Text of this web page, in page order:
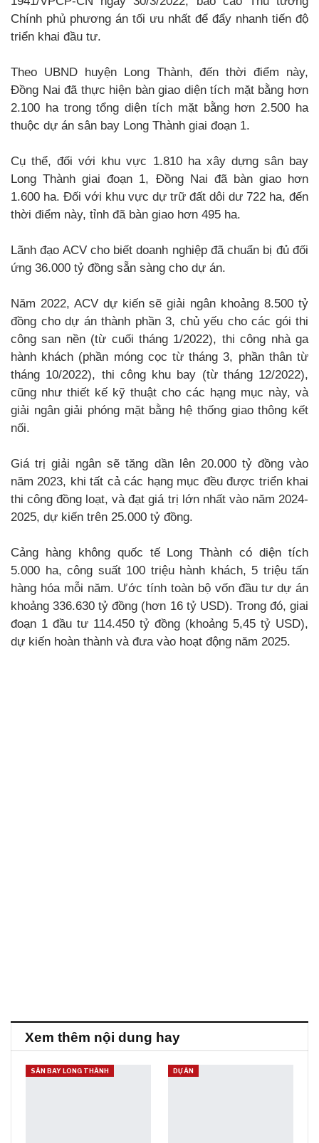
Chính phủ phương án tối ưu nhất để đẩy nhanh tiến độ
triển khai đầu tư.
Theo UBND huyện Long Thành, đến thời điểm này,
Đồng Nai đã thực hiện bàn giao diện tích mặt bằng hơn
2.100 ha trong tổng diện tích mặt bằng hơn 2.500 ha
thuộc dự án sân bay Long Thành giai đoạn 1.
Cụ thể, đối với khu vực 1.810 ha xây dựng sân bay
Long Thành giai đoạn 1, Đồng Nai đã bàn giao hơn
1.600 ha. Đối với khu vực dự trữ đất dôi dư 722 ha, đến
thời điểm này, tỉnh đã bàn giao hơn 495 ha.
Lãnh đạo ACV cho biết doanh nghiệp đã chuẩn bị đủ đối
ứng 36.000 tỷ đồng sẵn sàng cho dự án.
Năm 2022, ACV dự kiến sẽ giải ngân khoảng 8.500 tỷ
đồng cho dự án thành phần 3, chủ yếu cho các gói thi
công san nền (từ cuối tháng 1/2022), thi công nhà ga
hành khách (phần móng cọc từ tháng 3, phần thân từ
tháng 10/2022), thi công khu bay (từ tháng 12/2022),
cũng như thiết kế kỹ thuật cho các hạng mục này, và
giải ngân giải phóng mặt bằng hệ thống giao thông kết
nối.
Giá trị giải ngân sẽ tăng dần lên 20.000 tỷ đồng vào
năm 2023, khi tất cả các hạng mục đều được triển khai
thi công đồng loạt, và đạt giá trị lớn nhất vào năm 2024-
2025, dự kiến trên 25.000 tỷ đồng.
Cảng hàng không quốc tế Long Thành có diện tích
5.000 ha, công suất 100 triệu hành khách, 5 triệu tấn
hàng hóa mỗi năm. Ước tính toàn bộ vốn đầu tư dự án
khoảng 336.630 tỷ đồng (hơn 16 tỷ USD). Trong đó, giai
đoạn 1 đầu tư 114.450 tỷ đồng (khoảng 5,45 tỷ USD),
dự kiến hoàn thành và đưa vào hoạt động năm 2025.
Xem thêm nội dung hay
SÂN BAY LONG THÀNH DỰ ÁN